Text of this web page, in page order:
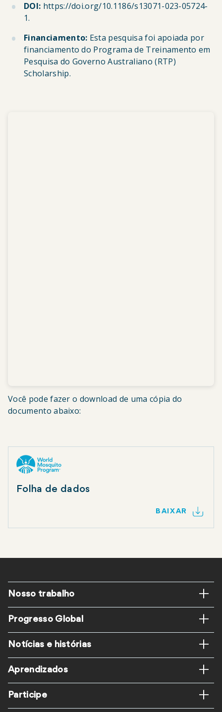
DOI: https://doi.org/10.1186/s13071-023-05724-
1.
Financiamento: Esta pesquisa foi apoiada por
financiamento do Programa de Treinamento em
Pesquisa do Governo Australiano (RTP)
Scholarship.
Você pode fazer o download de uma cópia do
documento abaixo:
Folha de dados
BAIXAR
Rodapé
Nosso trabalho
Progresso Global
Notícias e histórias
Aprendizados
Participe